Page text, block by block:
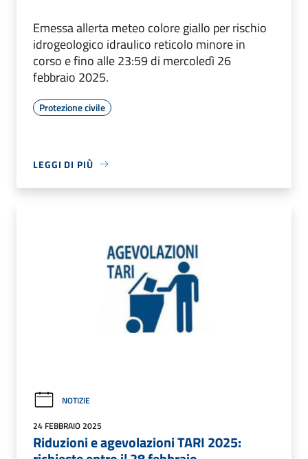
Emessa allerta meteo colore giallo per rischio
idrogeologico idraulico reticolo minore in
corso e fino alle 23:59 di mercoledì 26
febbraio 2025.
Protezione civile
LEGGI DI PIÙ
NOTIZIE
24 FEBBRAIO 2025
Riduzioni e agevolazioni TARI 2025: